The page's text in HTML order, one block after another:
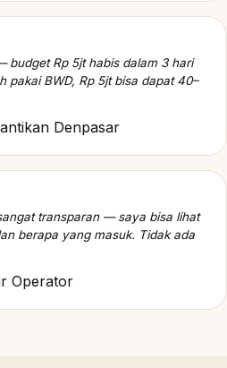
budget Rp 5jt habis dalam 3 hari
pakai BWD, Rp 5jt bisa dapat 40–
Denpasar
transparan — saya bisa lihat
berapa yang masuk. Tidak ada
Operator